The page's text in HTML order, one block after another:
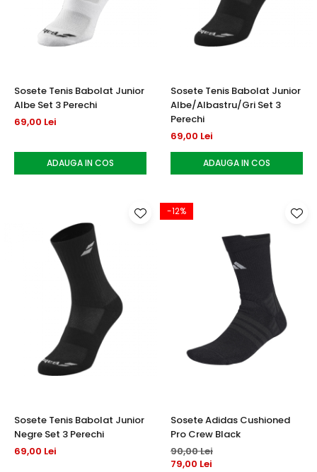
Sosete Tenis Babolat Junior
Albe Set 3 Perechi
69,00 Lei
ADAUGA IN COS
Sosete Tenis Babolat Junior
Albe/Albastru/Gri Set 3
Perechi
69,00 Lei
ADAUGA IN COS
Sosete Tenis Babolat Junior
Negre Set 3 Perechi
69,00 Lei
-12%
Sosete Adidas Cushioned
Pro Crew Black
90,00 Lei
79,00 Lei